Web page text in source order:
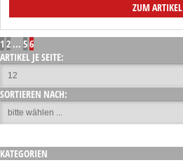
ZUM ARTIKEL
1 2 ... 56
ARTIKEL JE SEITE:
SORTIEREN NACH:
KATEGORIEN